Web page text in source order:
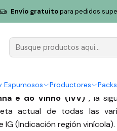
Espumosos Productores Packs
Envío gratuitopara pedidos
de
e do Vinho (IVV), la
actual de todas las
IG (Indicación región